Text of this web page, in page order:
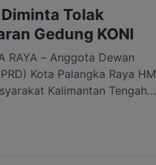
Tolak
Gedung KONI
RAYA – Anggota Dewan
Kota Palangka Raya HM
Kalimantan Tengah
pembongkaran gedung
(KONI) Kalteng.
provinsi (Pemprov) Kalteng